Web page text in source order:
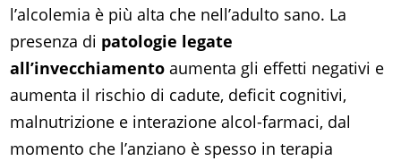
l’alcolemia è più alta che nell’adulto sano. La
presenza di patologie legate
all’invecchiamento aumenta gli effetti negativi e
aumenta il rischio di cadute, deficit cognitivi,
malnutrizione e interazione alcol-farmaci, dal
momento che l’anziano è spesso in terapia